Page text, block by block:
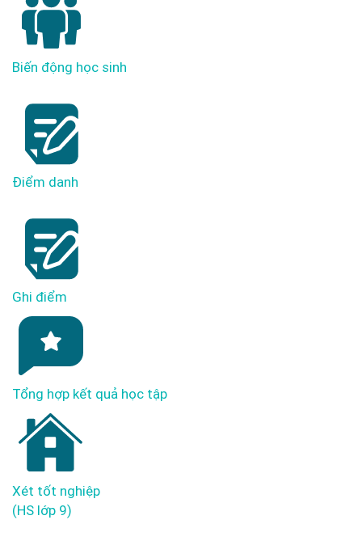
Biến động học sinh
Điểm danh
Ghi điểm
Tổng hợp kết quả học tập
Xét tốt nghiệp
(HS lớp 9)